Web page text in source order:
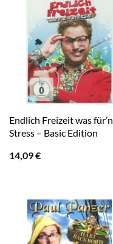
Endlich Freizeit was für’n
Stress – Basic Edition
14,09€